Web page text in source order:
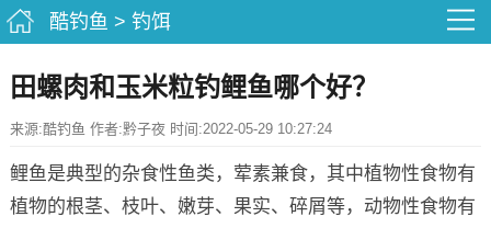
酷钓鱼 > 钓饵
田螺肉和玉米粒钓鲤鱼哪个好？
来源:酷钓鱼 作者:黔子夜 时间:2022-05-29 10:27:24
鲤鱼是典型的杂食性鱼类，荤素兼食，其中植物性食物有
植物的根茎、枝叶、嫩芽、果实、碎屑等，动物性食物有